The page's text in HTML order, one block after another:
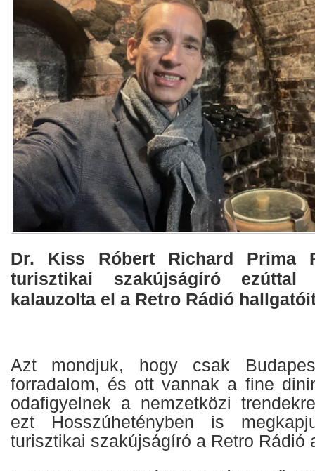
Dr. Kiss Róbert Richard Prima
turisztikai szakújságíró ezúttal
kalauzolta el a Retro Rádió
Azt mondjuk, hogy csak
forradalom, és ott vannak a fine
odafigyelnek a nemzetközi
ezt Hosszúhetényben is
turisztikai szakújságíró a Retro Rádió